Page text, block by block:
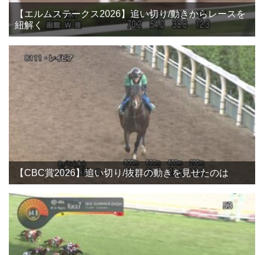
【エルムステークス2026】追い切り/動きからレースを
紐解く
【CBC賞2026】追い切り/抜群の動きを見せたのは